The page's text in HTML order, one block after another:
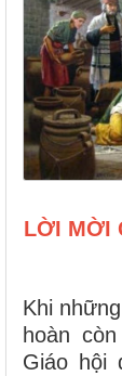
LỜI MỜI
Khi
hoàn
Giáo hội